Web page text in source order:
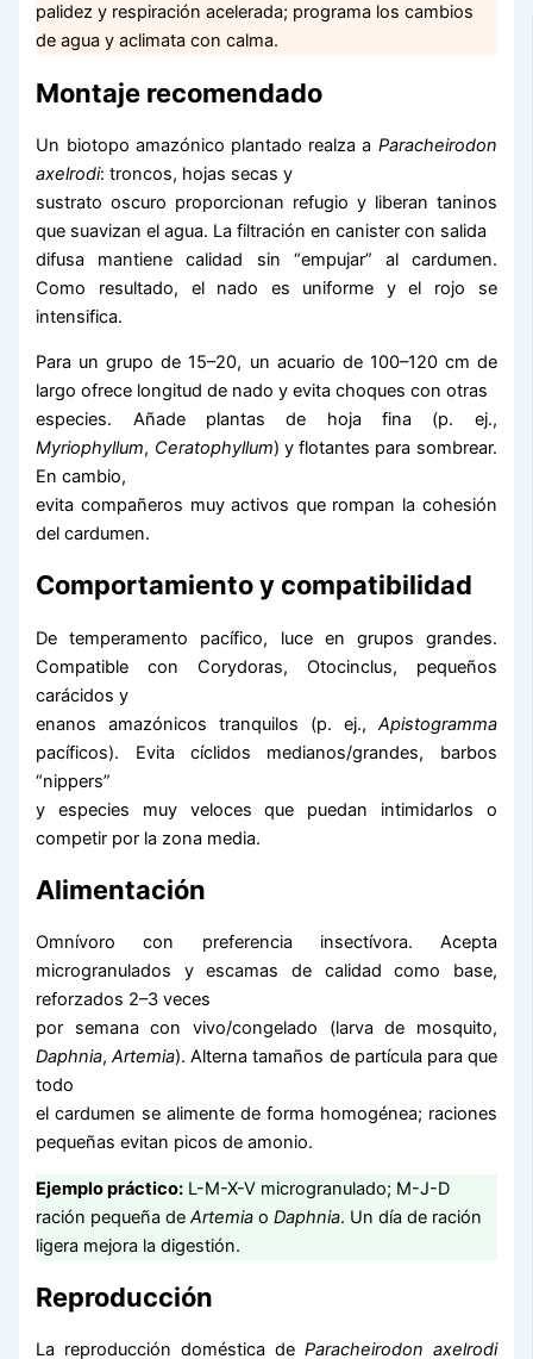
palidez y respiración acelerada; programa los cambios
de agua y aclimata con calma.
Montaje recomendado
Un biotopo amazónico plantado realza a Paracheirodon
axelrodi: troncos, hojas secas y
sustrato oscuro proporcionan refugio y liberan taninos
que suavizan el agua. La filtración en canister con salida
difusa mantiene calidad sin “empujar” al cardumen.
Como resultado, el nado es uniforme y el rojo se
intensifica.
Para un grupo de 15–20, un acuario de 100–120 cm de
largo ofrece longitud de nado y evita choques con otras
especies. Añade plantas de hoja fina (p. ej.,
Myriophyllum, Ceratophyllum) y flotantes para sombrear.
En cambio,
evita compañeros muy activos que rompan la cohesión
del cardumen.
Comportamiento y compatibilidad
De temperamento pacífico, luce en grupos grandes.
Compatible con Corydoras, Otocinclus, pequeños
carácidos y
enanos amazónicos tranquilos (p. ej., Apistogramma
pacíficos). Evita cíclidos medianos/grandes, barbos
“nippers”
y especies muy veloces que puedan intimidarlos o
competir por la zona media.
Alimentación
Omnívoro con preferencia insectívora. Acepta
microgranulados y escamas de calidad como base,
reforzados 2–3 veces
por semana con vivo/congelado (larva de mosquito,
Daphnia,Artemia). Alterna tamaños de partícula para que
todo
el cardumen se alimente de forma homogénea; raciones
pequeñas evitan picos de amonio.
Ejemplo práctico: L-M-X-V microgranulado; M-J-D
ración pequeña deArtemia oDaphnia. Un día de ración
ligera mejora la digestión.
Reproducción
La reproducción doméstica de Paracheirodon axelrodi